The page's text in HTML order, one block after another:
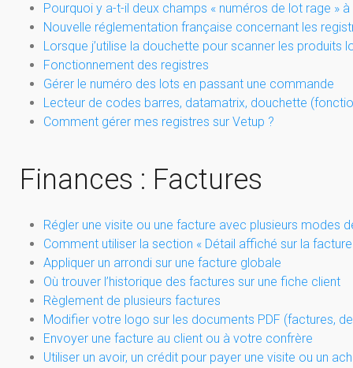
Pourquoi y a-t-il deux champs « numéros de lot rage »
Nouvelle réglementation française concernant les
Lorsque j’utilise la douchette pour scanner les produits
Fonctionnement des registres
Gérer le numéro des lots en passant une commande
Lecteur de codes barres, datamatrix, douchette
Comment gérer mes registres sur Vetup ?
Finances : Factures
Régler une visite ou une facture avec plusieurs modes
Comment utiliser la section « Détail affiché sur la
Appliquer un arrondi sur une facture globale
Où trouver l’historique des factures sur une fiche client
Règlement de plusieurs factures
Modifier votre logo sur les documents PDF (factures,
Envoyer une facture au client ou à votre confrère
Utiliser un avoir, un crédit pour payer une visite ou un